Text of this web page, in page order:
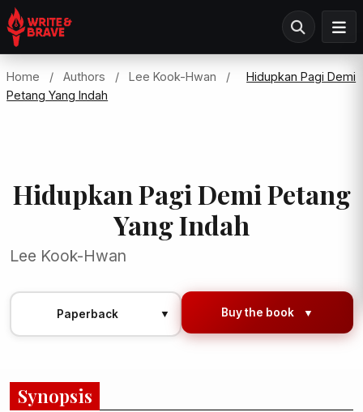
Home / Authors / Lee Kook-Hwan /
Hidupkan Pagi Demi
Petang Yang Indah
Hidupkan Pagi Demi Petang
Yang Indah
Lee Kook-Hwan
Paperback ▼ Buy the book ▼
Synopsis